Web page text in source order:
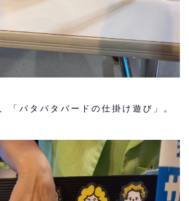
「パタパタバードの仕掛け遊び」。